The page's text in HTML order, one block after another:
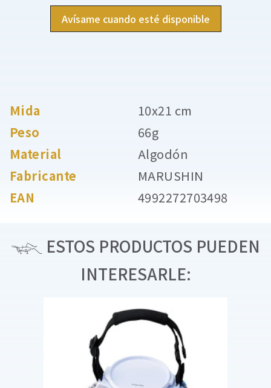
Avísame cuando esté disponible
Mida
10x21 cm
Peso
66g
Material
Algodón
Fabricante
MARUSHIN
EAN
4992272703498
ESTOS PRODUCTOS PUEDEN
INTERESARLE: